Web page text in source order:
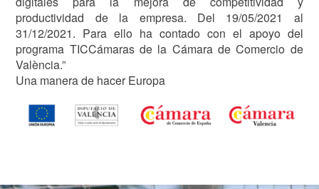
productividad de la empresa. Del 19/05/2021 al
31/12/2021. Para ello ha contado con el apoyo del
programa TICCámaras de la Cámara de Comercio de
València.”
Una manera de hacer Europa
Image